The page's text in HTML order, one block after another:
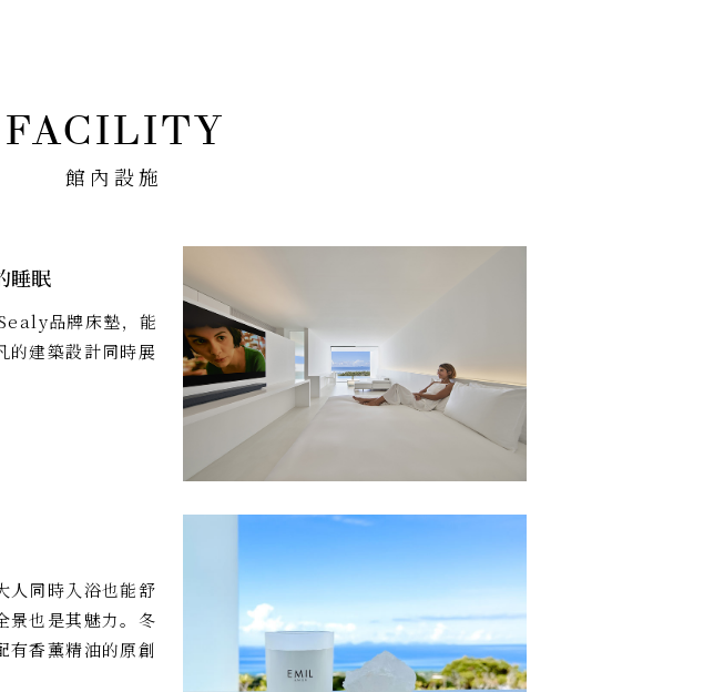
館內設施
睡眠
品牌床墊，能
的建築設計同時展
人同時入浴也能舒
景也是其魅力。冬
有香薰精油的原創